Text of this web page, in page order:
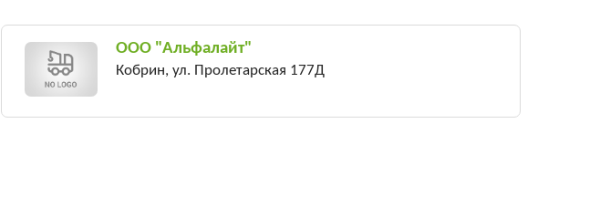
OOO "Альфалайт"
Кобрин, ул. Пролетарская 177Д